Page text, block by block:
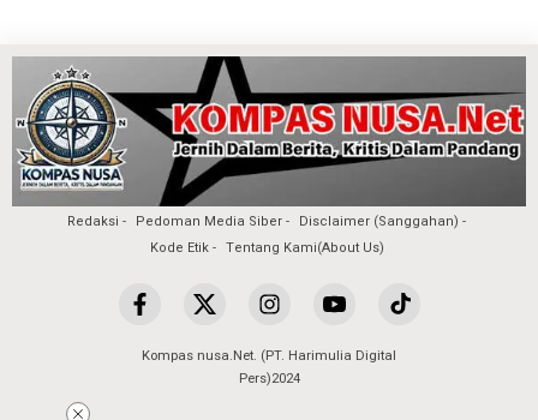
Redaksi Pedoman Media Siber
Disclaimer (Sanggahan)
Kode Etik
Tentang Kami(About Us)
Kompas nusa.Net. (PT. Harimulia Digital
Pers)2024